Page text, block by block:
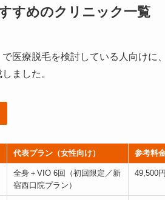
すめのクリニック一覧
医療脱毛を検討している人向けに
ました。
代表プラン（女性向け） 参考料
全身＋VIO 6回（初回限定／新
宿西口院プラン）
49,500円